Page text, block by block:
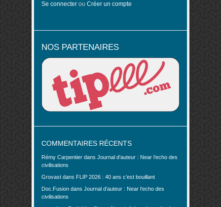
Se connecter ou Créer un compte
NOS PARTENAIRES
COMMENTAIRES RÉCENTS
Rémy Carpentier dans Journal d’auteur : Near l’echo des
civilisations
Grovast dans FLIP 2026 : 40 ans c’est bouillant
Doc.Fusion dans Journal d’auteur : Near l’echo des
civilisations